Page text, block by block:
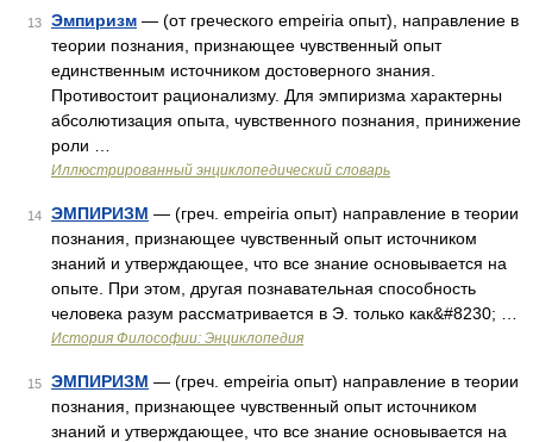
13 Эмпиризм — (от греческого empeiria опыт), направление в
теории познания, признающее чувственный опыт
единственным источником достоверного знания.
Противостоит рационализму. Для эмпиризма характерны
абсолютизация опыта, чувственного познания, принижение
роли …
Иллюстрированный энциклопедический словарь
14 ЭМПИРИЗМ — (греч. empeiria опыт) направление в теории
познания, признающее чувственный опыт источником
знаний и утверждающее, что все знание основывается на
опыте. При этом, другая познавательная способность
человека разум рассматривается в Э. только как&#8230; …
История Философии: Энциклопедия
15 ЭМПИРИЗМ — (греч. empeiria опыт) направление в теории
познания, признающее чувственный опыт источником
знаний и утверждающее, что все знание основывается на